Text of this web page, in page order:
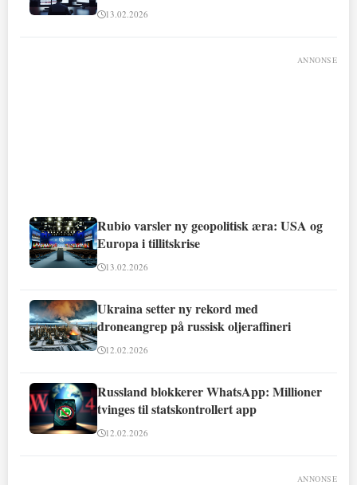
13.02.2026
ANNONSE
Rubio varsler ny geopolitisk æra: USA og
Europa i tillitskrise
13.02.2026
Ukraina setter ny rekord med
droneangrep på russisk oljeraffineri
12.02.2026
Russland blokkerer WhatsApp: Millioner
tvinges til statskontrollert app
12.02.2026
ANNONSE